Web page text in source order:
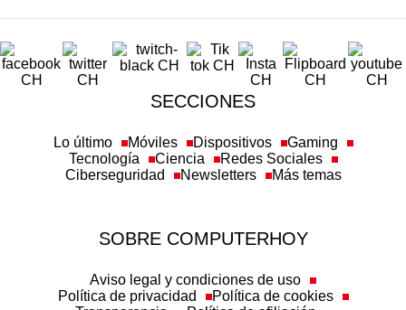
SECCIONES
Lo último Móviles Dispositivos
Gaming
Tecnología
Ciencia
Redes Sociales
Ciberseguridad
Newsletters Más temas
SOBRE COMPUTERHOY
Aviso legal y condiciones de uso
Política de privacidad
Política de cookies